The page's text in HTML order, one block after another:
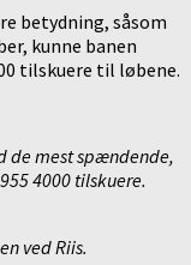
betydning, såsom
kunne banen
tilskuere til løbene.
de mest spændende,
4000 tilskuere.
ved Riis.